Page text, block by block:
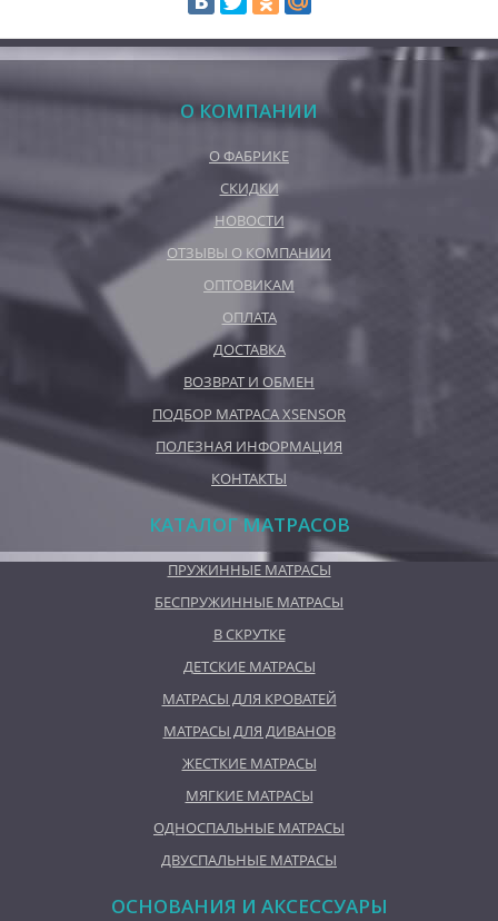
О КОМПАНИИ
О ФАБРИКЕ
СКИДКИ
НОВОСТИ
ОТЗЫВЫ О КОМПАНИИ
ОПТОВИКАМ
ОПЛАТА
ДОСТАВКА
ВОЗВРАТ И ОБМЕН
ПОДБОР МАТРАСА XSENSOR
ПОЛЕЗНАЯ ИНФОРМАЦИЯ
КОНТАКТЫ
КАТАЛОГ МАТРАСОВ
ПРУЖИННЫЕ МАТРАСЫ
БЕСПРУЖИННЫЕ МАТРАСЫ
В СКРУТКЕ
ДЕТСКИЕ МАТРАСЫ
МАТРАСЫ ДЛЯ КРОВАТЕЙ
МАТРАСЫ ДЛЯ ДИВАНОВ
ЖЕСТКИЕ МАТРАСЫ
МЯГКИЕ МАТРАСЫ
ОДНОСПАЛЬНЫЕ МАТРАСЫ
ДВУСПАЛЬНЫЕ МАТРАСЫ
ОСНОВАНИЯ И АКСЕССУАРЫ